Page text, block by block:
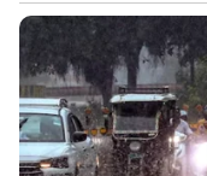
സവിശേഷതകൾ.
എആ‍എഐ
അതേസമയം
നൽകുന്നു.
മുതൽ